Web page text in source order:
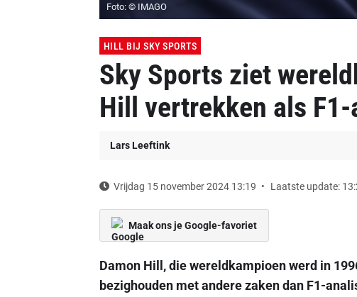
Foto: © IMAGO
HILL BIJ SKY SPORTS
Sky Sports ziet
Hill vertrekken als
Lars Leeftink
Vrijdag 15 november 2024 13:19 Laatste update:
Maak ons je Google-favoriet
Damon Hill, die wereldkampioen werd in
bezighouden met andere zaken dan F1-